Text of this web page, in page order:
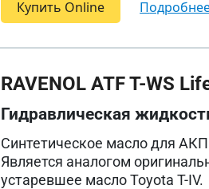
Купить Online
RAVENOL ATF T-WS
Гидравлическая
Синтетическое масло для
Является аналогом
устаревшее масло Toyota T-IV.